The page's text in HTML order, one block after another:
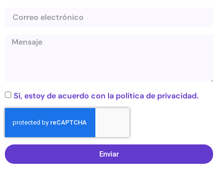
Sí, estoy de acuerdo con la política de privacidad.
Enviar